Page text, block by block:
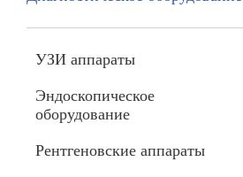
УЗИ аппараты
Эндоскопическое
оборудование
Рентгеновские аппараты